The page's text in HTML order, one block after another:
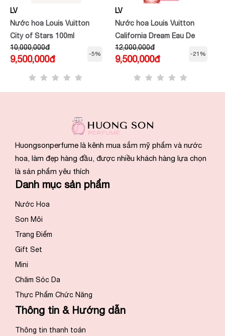
LV
Nước hoa Louis Vuitton
City of Stars 100ml
10,000,000đ
9,500,000đ
-5%
LV
Nước hoa Louis Vuitton
California Dream Eau De
Parfum 100ml
12,000,000đ
9,500,000đ
-21%
Huongsonperfume là kênh mua sắm mỹ phẩm và nước
hoa, làm đẹp hàng đầu, được nhiều khách hàng lựa chọn
là sản phẩm yêu thích
Danh mục sản phẩm
Nước Hoa
Son Môi
Trang Điểm
Gift Set
Mini
Chăm Sóc Da
Thực Phẩm Chức Năng
Thông tin & Hướng dẫn
Thông tin thanh toán